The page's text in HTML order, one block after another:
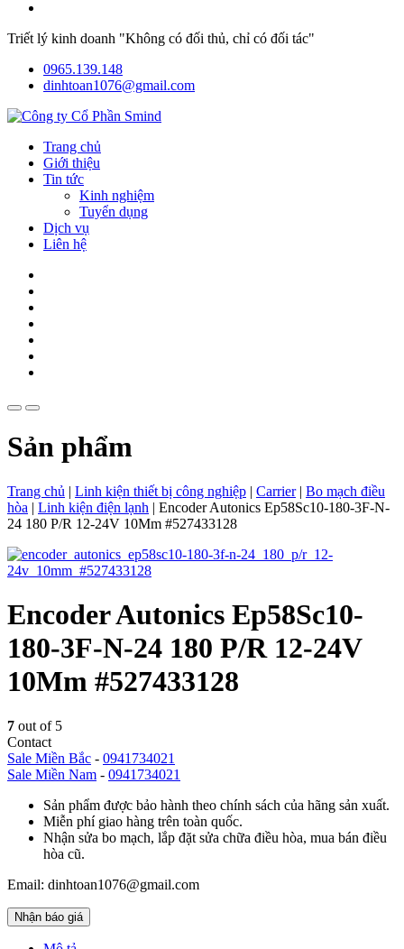
Triết lý kinh doanh "Không có đối thủ, chỉ có đối tác"
0965.139.148
dinhtoan1076@gmail.com
Trang chủ
Giới thiệu
Tin tức
Kinh nghiệm
Tuyển dụng
Dịch vụ
Liên hệ
Sản phẩm
Trang chủ | Linh kiện thiết bị công nghiệp | Carrier| Bo mạch điều
hòa | Linh kiện điện lạnh | Encoder Autonics Ep58Sc10-180-3F-N-
24 180 P/R 12-24V 10Mm #527433128
Encoder Autonics Ep58Sc10-
180-3F-N-24 180 P/R 12-24V
10Mm #527433128
7 out of 5
Contact
Sale Miền Bắc - 0941734021
Sale Miền Nam - 0941734021
Sản phẩm được bảo hành theo chính sách của hãng sản xuất.
Miễn phí giao hàng trên toàn quốc.
Nhận sửa bo mạch, lắp đặt sửa chữa điều hòa, mua bán điều
hòa cũ.
Email: dinhtoan1076@gmail.com
Nhận báo giá